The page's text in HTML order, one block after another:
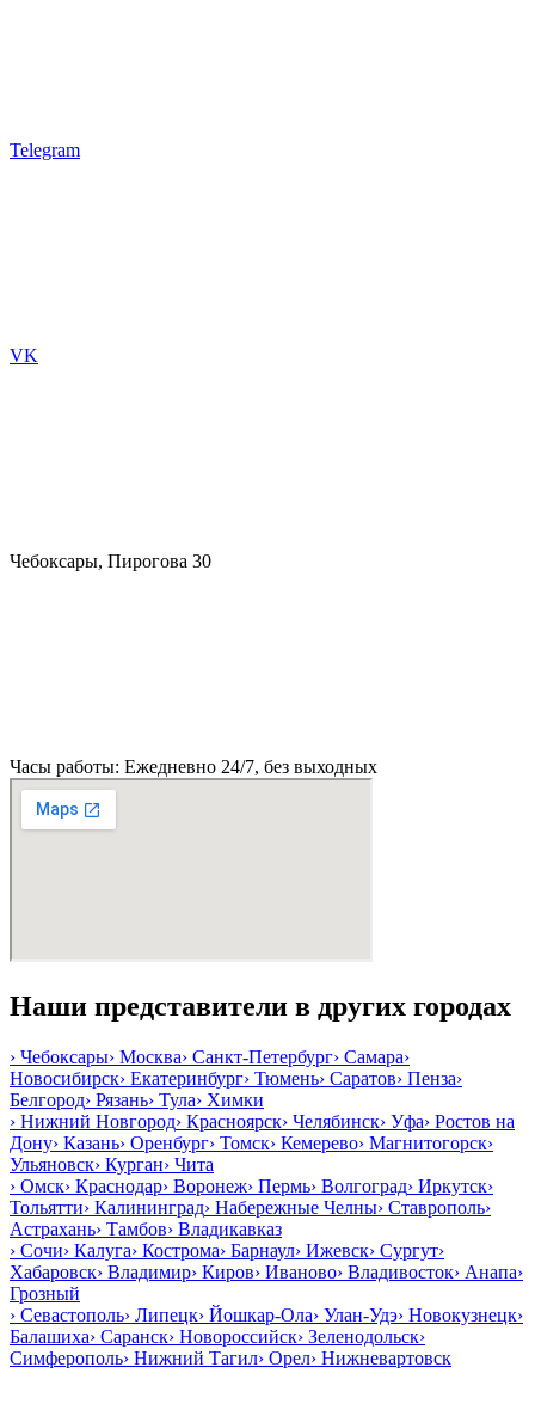
Telegram
VK
Чебоксары, Пирогова 30
Часы работы: Ежедневно 24/7, без выходных
Наши представители в других городах
› Чебоксары› Москва› Санкт-Петербург› Самара›
Новосибирск› Екатеринбург› Тюмень› Саратов› Пенза›
Белгород› Рязань› Тула› Химки
› Нижний Новгород› Красноярск› Челябинск› Уфа› Ростов на
Дону› Казань› Оренбург› Томск› Кемерево› Магнитогорск›
Ульяновск› Курган› Чита
› Омск› Краснодар› Воронеж› Пермь› Волгоград› Иркутск›
Тольятти› Калининград› Набережные Челны› Ставрополь›
Астрахань› Тамбов› Владикавказ
› Сочи› Калуга› Кострома› Барнаул› Ижевск› Сургут›
Хабаровск› Владимир› Киров› Иваново› Владивосток› Анапа›
Грозный
› Севастополь› Липецк› Йошкар-Ола› Улан-Удэ› Новокузнецк›
Балашиха› Саранск› Новороссийск› Зеленодольск›
Симферополь› Нижний Тагил› Орел› Нижневартовск